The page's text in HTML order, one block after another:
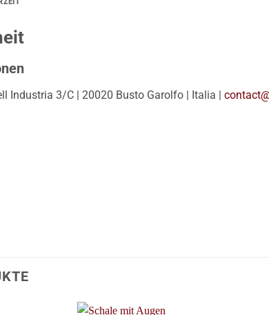
Industria 3/C | 20020 Busto Garolfo | Italia |